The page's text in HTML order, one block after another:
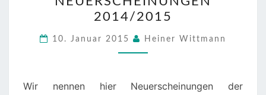
2014/2015
2014/2015
10. Januar 2015 Heiner Wittmann
Wir nennen hier Neuerscheinungen der